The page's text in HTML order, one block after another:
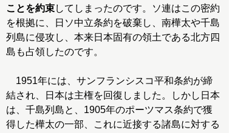
ことを約束してしまったのです。ソ連はこの密約
を根拠に、日ソ中立条約を破棄し、南樺太や千島
列島に侵攻し、本来日本固有の領土である北方四
島も占領したのです。
1951年には、サンフランシスコ平和条約が締
結され、日本は主権を回復しました。しかし日本
は、千島列島と、1905年のポーツマス条約で獲
得した樺太の一部、これに近接する諸島に対する